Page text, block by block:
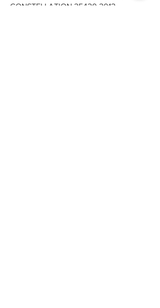
CONSTELLATION 25420 2012